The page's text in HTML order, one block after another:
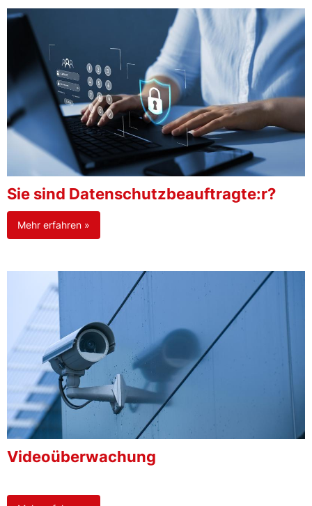
Sie sind Datenschutzbeauftragte:r?
Mehr erfahren »
Videoüberwachung